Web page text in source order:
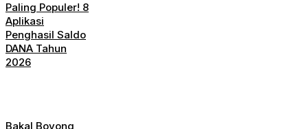
Paling Populer! 8
Aplikasi
Penghasil Saldo
DANA Tahun
2026
Bakal Boyong